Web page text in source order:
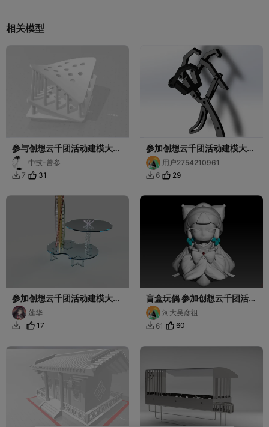
相关模型
参与创想云千团活动建模大
赛-中山市技师学院 扭曲的笔
架
中技-曾参
 7 31
参加创想云千团活动建模大赛
福建技师学院
用户2754210961
 6 29
参加创想云千团活动建模大赛
+广东省技师学院
莲华
 17
盲盒玩偶 参加创想云千团活动
建模大赛 河北大学
河大吴彦祖
 61 60